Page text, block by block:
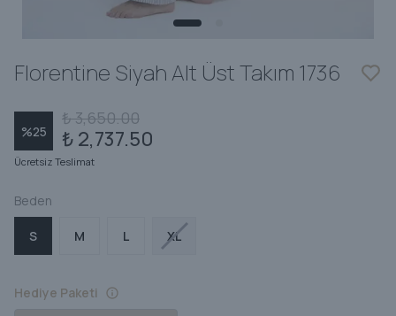
Florentine Siyah Alt Üst Takım 1736
%25
₺ 3,650.00
₺ 2,737.50
Ücretsiz Teslimat
Beden
S M L XL
Hediye Paketi